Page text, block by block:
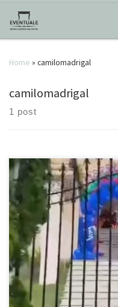
Skip to content
Home » camilomadrigal
camilomadrigal
1 post
Detalhes de uma festa
conferir detalhes desse
#festaencanto #encanto
#isabelamadrigal